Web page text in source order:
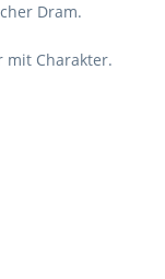
Dram.
mit Charakter.